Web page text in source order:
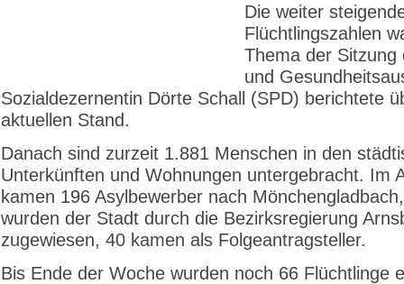
Die weiter
Flüchtlingszahlen
Thema der Sitzung
und
Sozialdezernentin Dörte Schall (SPD) berichtete
aktuellen Stand.
Danach sind zurzeit 1.881 Menschen in den
Unterkünften und Wohnungen untergebracht. Im
kamen 196 Asylbewerber nach
wurden der Stadt durch die Bezirksregierung
zugewiesen, 40 kamen als Folgeantragsteller.
Bis Ende der Woche wurden noch 66 Flüchtlinge